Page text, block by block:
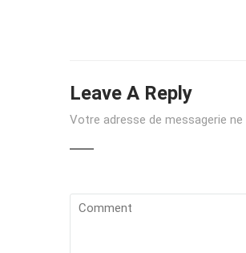
Leave A Reply
Votre adresse de messagerie ne